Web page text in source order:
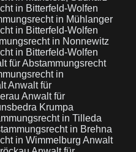
in Bitterfeld-Wolfen
in Mühlanger
in Bitterfeld-Wolfen
in Nonnewitz
in Bitterfeld-Wolfen
für Abstammungsrecht
in
Anwalt für
Anwalt für
Krumpa
in Tilleda
in Brehna
in Wimmelburg Anwalt